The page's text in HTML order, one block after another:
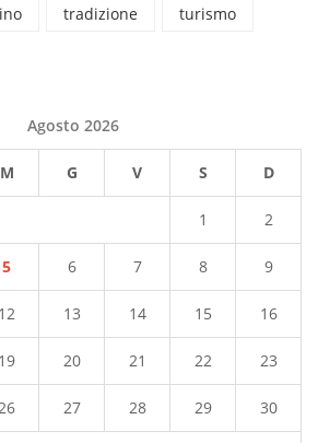
tradizione turismo
Agosto 2026
M G V S D
1 2
5 6 7 8 9
12 13 14 15 16
19 20 21 22 23
27 28 29 30